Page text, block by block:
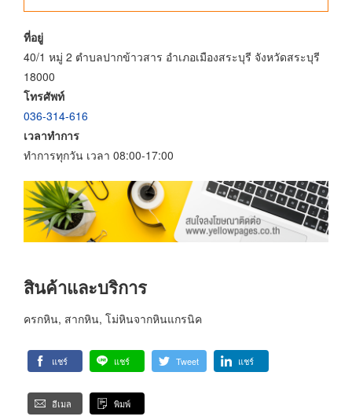
ที่อยู่
40/1 หมู่ 2 ตำบลปากข้าวสาร อำเภอเมืองสระบุรี จังหวัดสระบุรี
18000
โทรศัพท์
036-314-616
เวลาทำการ
ทำการทุกวัน เวลา 08:00-17:00
สินค้าและบริการ
ครกหิน, สากหิน, โม่หินจากหินแกรนิค
แชร์ แชร์ Tweet แชร์
อีเมล พิมพ์